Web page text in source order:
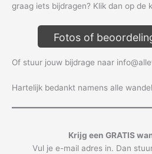
graag iets bijdragen? Klik dan op de
Fotos of
Of stuur jouw bijdrage naar
Hartelijk bedankt namens alle
Krijg een GRATIS
Vul je e-mail adres in. Dan